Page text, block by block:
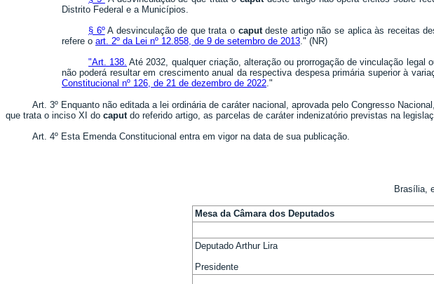
Distrito Federal e a Municípios.
§ 6ºA desvinculação de que trata o caputdeste artigo não se aplica às receitas
refere o art. 2º da Lei nº 12.858, de 9 de setembro de 2013." (NR)
"Art. 138. Até 2032, qualquer criação, alteração ou prorrogação de vinculação
não poderá resultar em crescimento anual da respectiva despesa primária superior à
Constitucional nº 126, de 21 de dezembro de 2022."
Art. 3º Enquanto não editada a lei ordinária de caráter nacional, aprovada pelo Congresso
que trata o inciso XI do caput do referido artigo, as parcelas de caráter indenizatório previstas na
Art. 4º Esta Emenda Constitucional entra em vigor na data de sua publicação.
Brasília,
Mesa da Câmara dos Deputados
Deputado Arthur Lira
Presidente